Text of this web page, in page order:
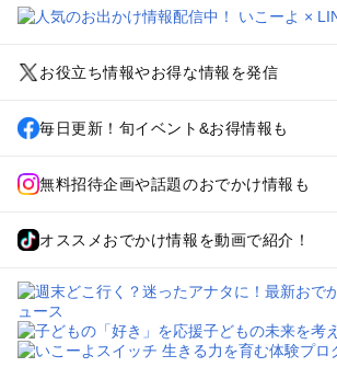
お役立ち情報やお得な情報を発信
毎日更新！旬イベント&お得情報も
無料招待企画や話題のおでかけ情報も
オススメおでかけ情報を動画で紹介！